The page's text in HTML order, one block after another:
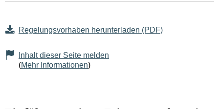
Regelungsvorhaben herunterladen (PDF)
Inhalt dieser Seite melden
(Mehr Informationen)